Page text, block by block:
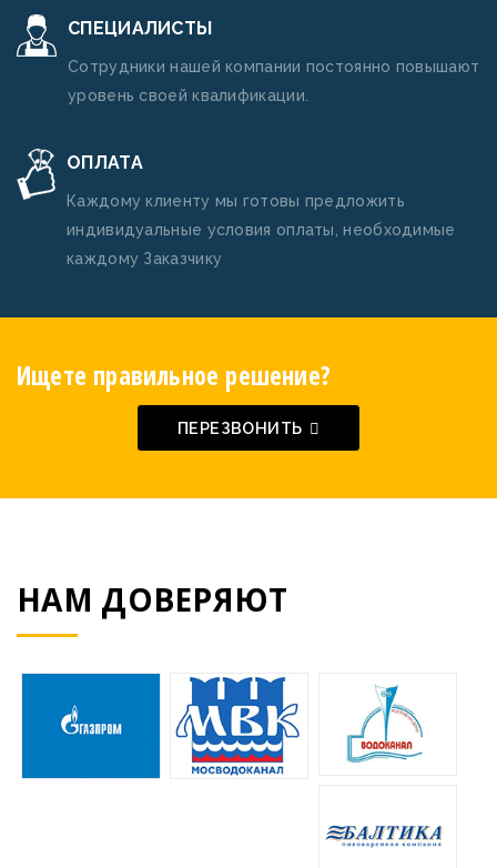
СПЕЦИАЛИСТЫ
Сотрудники нашей компании постоянно повышают
уровень своей квалификации.
ОПЛАТА
Каждому клиенту мы готовы предложить
индивидуальные условия оплаты, необходимые
каждому Заказчику
Ищете правильное решение?
ПЕРЕЗВОНИТЬ
НАМ ДОВЕРЯЮТ